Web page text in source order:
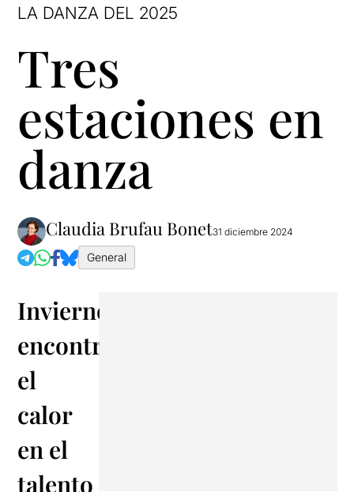
LA DANZA DEL 2025
Tres
estaciones en
danza
Claudia Brufau Bonet31 diciembre 2024
General
Invierno:
encontrar
el
calor
en el
talento